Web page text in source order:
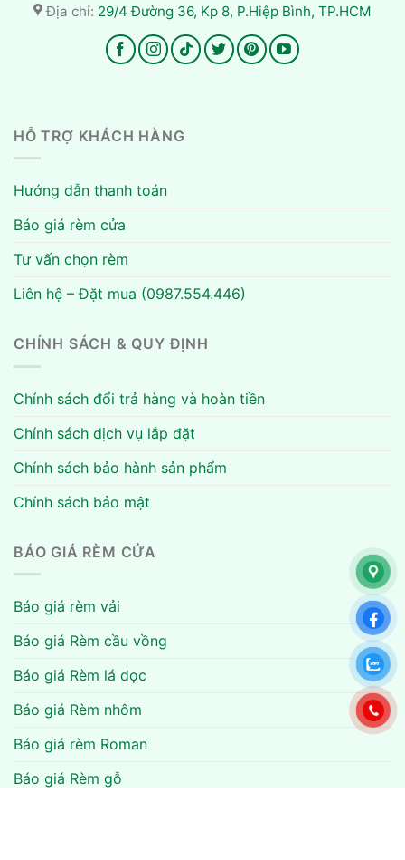
Địa chỉ: 29/4 Đường 36, Kp 8, P.Hiệp Bình, TP.HCM
HỖ TRỢ KHÁCH HÀNG
Hướng dẫn thanh toán
Báo giá rèm cửa
Tư vấn chọn rèm
Liên hệ – Đặt mua (0987.554.446)
CHÍNH SÁCH & QUY ĐỊNH
Chính sách đổi trả hàng và hoàn tiền
Chính sách dịch vụ lắp đặt
Chính sách bảo hành sản phẩm
Chính sách bảo mật
BÁO GIÁ RÈM CỬA
Báo giá rèm vải
Báo giá Rèm cầu vồng
Báo giá Rèm lá dọc
Báo giá Rèm nhôm
Báo giá rèm Roman
Báo giá Rèm gỗ